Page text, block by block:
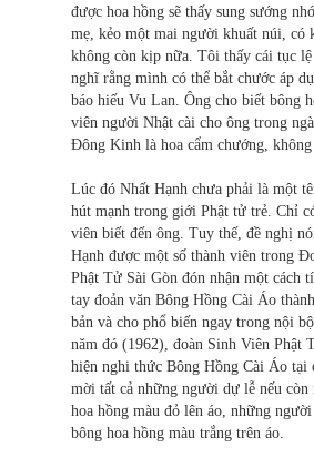
được hoa hồng sẽ thấy sung sướng
mẹ, kẻo một mai người khuất núi, có
không còn kịp nữa. Tôi thấy cái tục lệ
nghĩ rằng mình có thể bắt chước áp
báo hiếu Vu Lan. Ông cho biết bông
viên người Nhật cài cho ông trong
Đông Kinh là hoa cẩm chướng, không
Lúc đó Nhất Hạnh chưa phải là một
hút mạnh trong giới Phật tử trẻ. Chỉ
viên biết đến ông. Tuy thế, đề nghị
Hạnh được một số thành viên trong
Phật Tử Sài Gòn đón nhận một cách
tay đoản văn Bông Hồng Cài Áo
bản và cho phổ biến ngay trong nội
năm đó (1962), đoàn Sinh Viên Phật
hiện nghi thức Bông Hồng Cài Áo tại
mời tất cả những người dự lễ nếu còn
hoa hồng màu đỏ lên áo, những
bông hoa hồng màu trắng trên áo.